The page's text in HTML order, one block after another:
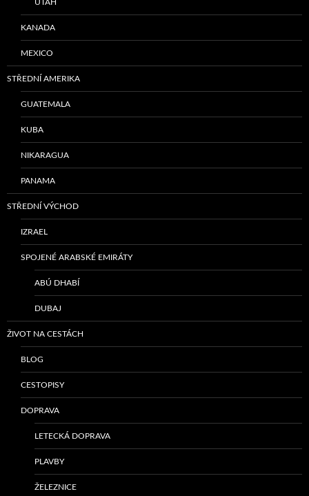
UTAH
KANADA
MEXICO
STŘEDNÍ AMERIKA
GUATEMALA
KUBA
NIKARAGUA
PANAMA
STŘEDNÍ VÝCHOD
IZRAEL
SPOJENÉ ARABSKÉ EMIRÁTY
ABÚ DHABÍ
DUBAJ
ŽIVOT NA CESTÁCH
BLOG
CESTOPISY
DOPRAVA
LETECKÁ DOPRAVA
PLAVBY
ŽELEZNICE